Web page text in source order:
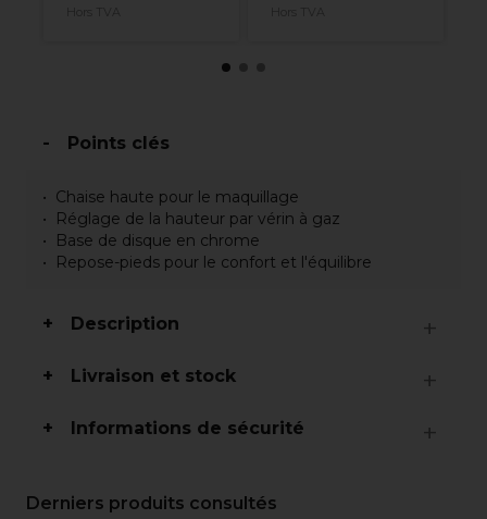
Points clés
Chaise haute pour le maquillage
Réglage de la hauteur par vérin à gaz
Base de disque en chrome
Repose-pieds pour le confort et l'équilibre
Description
Livraison et stock
Informations de sécurité
Derniers produits consultés